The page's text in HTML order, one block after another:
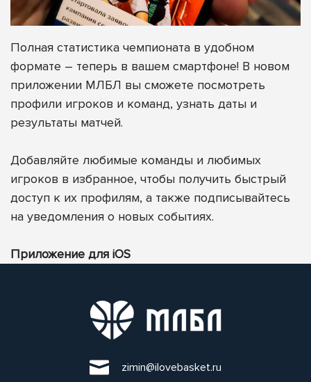
Полная статистика чемпионата в удобном
формате – теперь в вашем смартфоне! В новом
приложении МЛБЛ вы сможете посмотреть
профили игроков и команд, узнать даты и
результаты матчей.
Добавляйте любимые команды и любимых
игроков в избранное, чтобы получить быстрый
доступ к их профилям, а также подписывайтесь
на уведомления о новых событиях.
Приложение для iOS
zimin@ilovebasket.ru